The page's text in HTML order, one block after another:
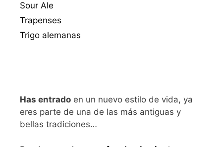
Sour Ale
Trapenses
Trigo alemanas
Has entrado en un nuevo estilo de vida, ya
eres parte de una de las más antiguas y
bellas tradiciones…